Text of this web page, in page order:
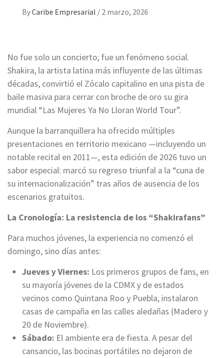
ByCaribe Empresarial / 2 marzo, 2026
No fue solo un concierto; fue un fenómeno social.
Shakira, la artista latina más influyente de las últimas
décadas, convirtió el Zócalo capitalino en una pista de
baile masiva para cerrar con broche de oro su gira
mundial “Las Mujeres Ya No Lloran World Tour”.
Aunque la barranquillera ha ofrecido múltiples
presentaciones en territorio mexicano —incluyendo un
notable recital en 2011—, esta edición de 2026 tuvo un
sabor especial: marcó su regreso triunfal a la “cuna de
su internacionalización” tras años de ausencia de los
escenarios gratuitos.
La Cronología: La resistencia de los “Shakirafans”
Para muchos jóvenes, la experiencia no comenzó el
domingo, sino días antes:
Jueves y Viernes: Los primeros grupos de fans, en
su mayoría jóvenes de la CDMX y de estados
vecinos como Quintana Roo y Puebla, instalaron
casas de campaña en las calles aledañas (Madero y
20 de Noviembre).
Sábado: El ambiente era de fiesta. A pesar del
cansancio, las bocinas portátiles no dejaron de